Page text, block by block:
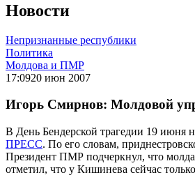
Новости
Непризнанные республики
Политика
Молдова и ПМР
17:0920 июн 2007
Игорь Смирнов: Молдовой
В День Бендерской трагедии 19 июня
ПРЕСС. По его словам,
Президент ПМР подчеркнул, что
отметил, что у Кишинева сейчас